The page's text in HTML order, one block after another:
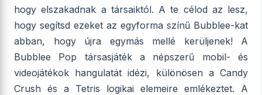
hogy elszakadnak a társaiktól. A te célod az lesz,
hogy segítsd ezeket az egyforma színű Bubblee-kat
abban, hogy újra egymás mellé kerüljenek! A
Bubblee Pop társasjáték a népszerű mobil- és
videojátékok hangulatát idézi, különösen a Candy
Crush és a Tetris logikai elemeire emlékeztet. A